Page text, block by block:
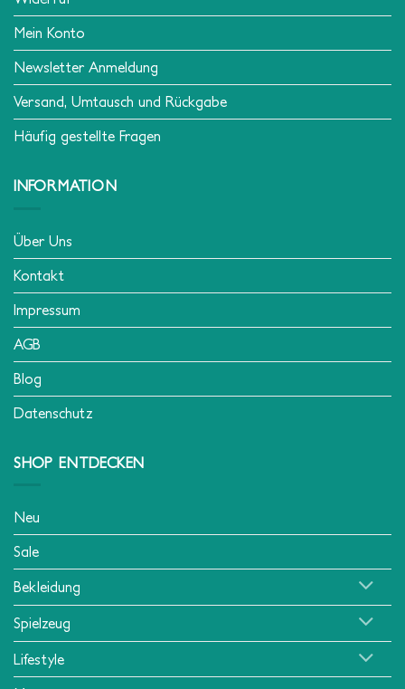
Mein Konto
Newsletter Anmeldung
Versand, Umtausch und Rückgabe
Häufig gestellte Fragen
INFORMATION
Über Uns
Kontakt
Impressum
AGB
Blog
Datenschutz
SHOP ENTDECKEN
Neu
Sale
Bekleidung
Spielzeug
Lifestyle